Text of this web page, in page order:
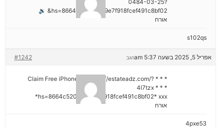
0484-03-25?
hs=8664c520642b9e7f918fcef491c8bf02& 🔉
אורח
s102qs
אפריל 5, 2025 בשעה 5:37 am #1242 הגב
* * * Claim Free iPhone 16: https://estateadz.com/?
4l7tzx * * *
hs=8664c520642b9e7f918fcef491c8bf02* ххх*
אורח
4pxe53